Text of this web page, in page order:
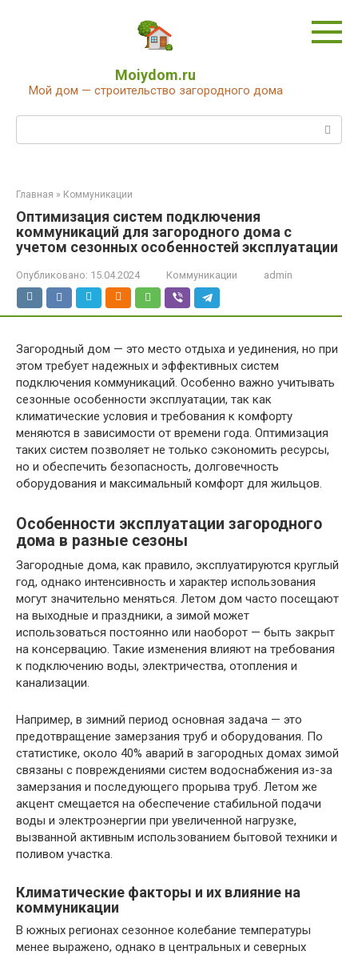
Moiydom.ru
Мой дом — строительство загородного дома
Главная » Коммуникации
Оптимизация систем подключения
коммуникаций для загородного дома с
учетом сезонных особенностей эксплуатации
Опубликовано: 15.04.2024 Коммуникации admin
Загородный дом — это место отдыха и уединения, но при
этом требует надежных и эффективных систем
подключения коммуникаций. Особенно важно учитывать
сезонные особенности эксплуатации, так как
климатические условия и требования к комфорту
меняются в зависимости от времени года. Оптимизация
таких систем позволяет не только сэкономить ресурсы,
но и обеспечить безопасность, долговечность
оборудования и максимальный комфорт для жильцов.
Особенности эксплуатации загородного
дома в разные сезоны
Загородные дома, как правило, эксплуатируются круглый
год, однако интенсивность и характер использования
могут значительно меняться. Летом дом часто посещают
на выходные и праздники, а зимой может
использоваться постоянно или наоборот — быть закрыт
на консервацию. Такие изменения влияют на требования
к подключению воды, электричества, отопления и
канализации.
Например, в зимний период основная задача — это
предотвращение замерзания труб и оборудования. По
статистике, около 40% аварий в загородных домах зимой
связаны с повреждениями систем водоснабжения из-за
замерзания и последующего прорыва труб. Летом же
акцент смещается на обеспечение стабильной подачи
воды и электроэнергии при увеличенной нагрузке,
вызванной активным использованием бытовой техники и
поливом участка.
Климатические факторы и их влияние на
коммуникации
В южных регионах сезонное колебание температуры
менее выражено, однако в центральных и северных